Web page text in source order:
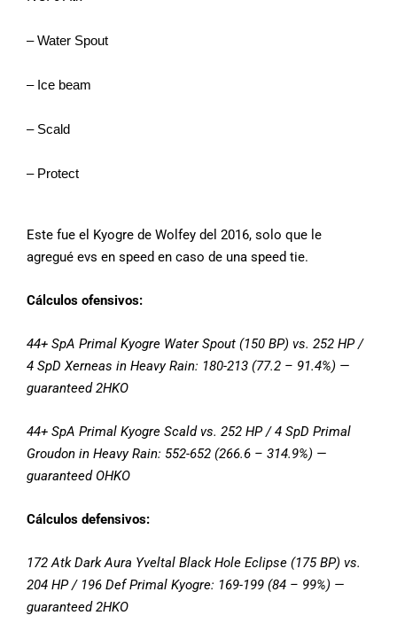
– Water Spout
– Ice beam
– Scald
– Protect
Este fue el Kyogre de Wolfey del 2016, solo que le
agregué evs en speed en caso de una speed tie.
Cálculos ofensivos:
44+ SpA Primal Kyogre Water Spout (150 BP) vs. 252 HP /
4 SpD Xerneas in Heavy Rain: 180-213 (77.2 – 91.4%) —
guaranteed 2HKO
44+ SpA Primal Kyogre Scald vs. 252 HP / 4 SpD Primal
Groudon in Heavy Rain: 552-652 (266.6 – 314.9%) —
guaranteed OHKO
Cálculos defensivos:
172 Atk Dark Aura Yveltal Black Hole Eclipse (175 BP) vs.
204 HP / 196 Def Primal Kyogre: 169-199 (84 – 99%) —
guaranteed 2HKO